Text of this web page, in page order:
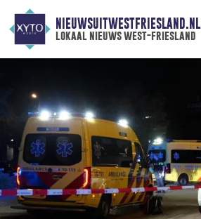
NIEUWSUITWESTFRIESLAND.NL
lokaal nieuws west-friesland